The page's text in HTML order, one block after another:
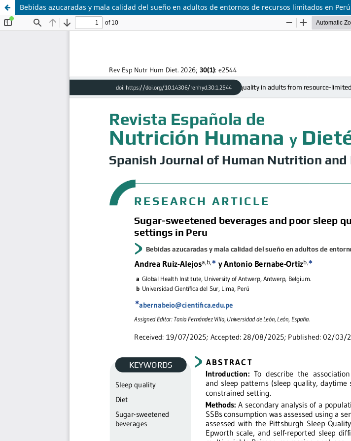
Bebidas azucaradas y mala calidad del sueño en adultos de entornos de recursos limitados en Perú